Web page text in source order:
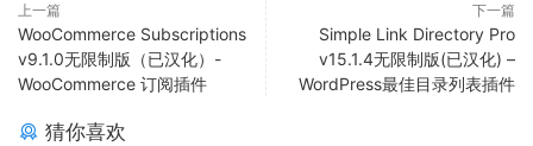
上一篇
WooCommerce Subscriptions
v9.1.0无限制版（已汉化）-
WooCommerce 订阅插件
下一篇
Simple Link Directory Pro
v15.1.4无限制版(已汉化) –
WordPress最佳目录列表插件
猜你喜欢